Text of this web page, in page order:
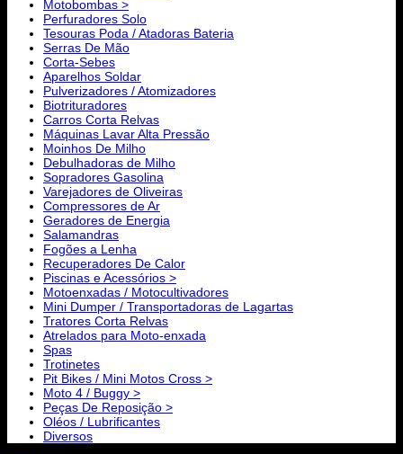
Motobombas >
Perfuradores Solo
Tesouras Poda / Atadoras Bateria
Serras De Mão
Corta-Sebes
Aparelhos Soldar
Pulverizadores / Atomizadores
Biotrituradores
Carros Corta Relvas
Máquinas Lavar Alta Pressão
Moinhos De Milho
Debulhadoras de Milho
Sopradores Gasolina
Varejadores de Oliveiras
Compressores de Ar
Geradores de Energia
Salamandras
Fogões a Lenha
Recuperadores De Calor
Piscinas e Acessórios >
Motoenxadas / Motocultivadores
Mini Dumper / Transportadoras de Lagartas
Tratores Corta Relvas
Atrelados para Moto-enxada
Spas
Trotinetes
Pit Bikes / Mini Motos Cross >
Moto 4 / Buggy >
Peças De Reposição >
Oléos / Lubrificantes
Diversos